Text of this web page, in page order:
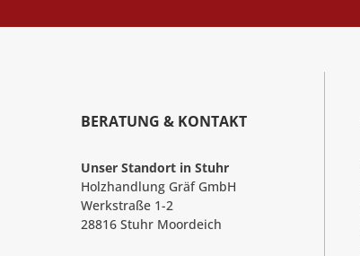
BERATUNG & KONTAKT
Unser Standort in Stuhr
Holzhandlung Gräf GmbH
Werkstraße 1-2
28816 Stuhr Moordeich